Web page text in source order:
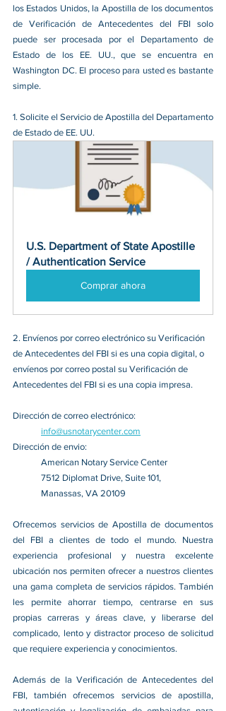
los Estados Unidos, la Apostilla de los documentos
de Verificación de Antecedentes del FBI solo
puede ser procesada por el Departamento de
Estado de los EE. UU., que se encuentra en
Washington DC. El proceso para usted es bastante
simple.
1. Solicite el Servicio de Apostilla del Departamento
de Estado de EE. UU.
U.S. Department of State Apostille
/ Authentication Service
Comprar ahora
2. Envíenos por correo electrónico su Verificación
de Antecedentes del FBI si es una copia digital, o
envíenos por correo postal su Verificación de
Antecedentes del FBI si es una copia impresa.
Dirección de correo electrónico:
info@usnotarycenter.com
Dirección de envio:
American Notary Service Center
7512 Diplomat Drive, Suite 101,
Manassas, VA 20109
Ofrecemos servicios de Apostilla de documentos
del FBI a clientes de todo el mundo. Nuestra
experiencia profesional y nuestra excelente
ubicación nos permiten ofrecer a nuestros clientes
una gama completa de servicios rápidos. También
les permite ahorrar tiempo, centrarse en sus
propias carreras y áreas clave, y liberarse del
complicado, lento y distractor proceso de solicitud
que requiere experiencia y conocimientos.
Además de la Verificación de Antecedentes del
FBI, también ofrecemos servicios de apostilla,